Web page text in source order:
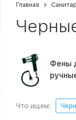
Главная
Фены
Что ищем: